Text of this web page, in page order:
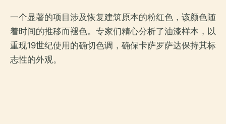
一个显著的项目涉及恢复建筑原本的粉红色，该颜色随
着时间的推移而褪色。专家们精心分析了油漆样本，以
重现19世纪使用的确切色调，确保卡萨罗萨达保持其标
志性的外观。